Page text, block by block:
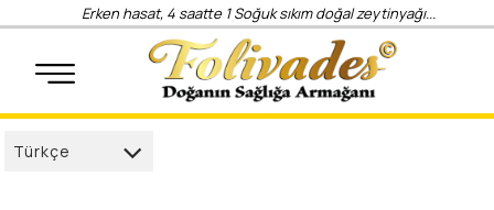
Erken hasat, 4 saatte 1 Soğuk sıkım doğal zeytinyağı...
Türkçe